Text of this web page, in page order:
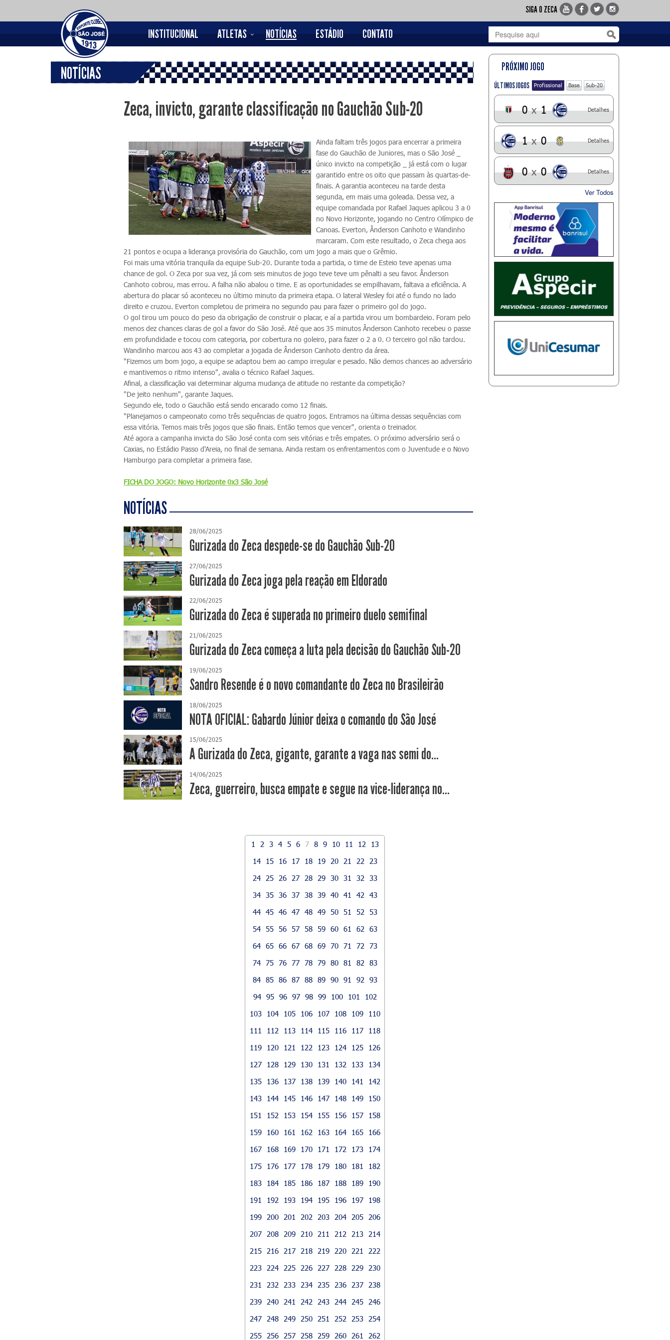
SIGA O ZECA
INSTITUCIONAL ATLETAS NOTÍCIAS ESTÁDIO CONTATO
NOTÍCIAS
Zeca, invicto, garante classificação no Gauchão Sub-20
Ainda faltam três jogos para encerrar a primeira
fase do Gauchão de Juniores, mas o São José _
único invicto na competição _ já está com o lugar
garantido entre os oito que passam às quartas-de-
finais. A garantia aconteceu na tarde desta
segunda, em mais uma goleada. Dessa vez, a
equipe comandada por Rafael Jaques aplicou 3 a 0
no Novo Horizonte, jogando no Centro Olímpico de
Canoas. Everton, Ânderson Canhoto e Wandinho
marcaram. Com este resultado, o Zeca chega aos
21 pontos e ocupa a liderança provisória do Gauchão, com um jogo a mais que o Grêmio.
Foi mais uma vitória tranquila da equipe Sub-20. Durante toda a partida, o time de Esteio teve apenas uma
chance de gol. O Zeca por sua vez, já com seis minutos de jogo teve teve um pênalti a seu favor. Ânderson
Canhoto cobrou, mas errou. A falha não abalou o time. E as oportunidades se empilhavam, faltava a eficiência. A
abertura do placar só aconteceu no último minuto da primeira etapa. O lateral Wesley foi até o fundo no lado
direito e cruzou. Everton completou de primeira no segundo pau para fazer o primeiro gol do jogo.
O gol tirou um pouco do peso da obrigação de construir o placar, e aí a partida virou um bombardeio. Foram pelo
menos dez chances claras de gol a favor do São José. Até que aos 35 minutos Ânderson Canhoto recebeu o passe
em profundidade e tocou com categoria, por cobertura no goleiro, para fazer o 2 a 0. O terceiro gol não tardou.
Wandinho marcou aos 43 ao completar a jogada de Ânderson Canhoto dentro da área.
"Fizemos um bom jogo, a equipe se adaptou bem ao campo irregular e pesado. Não demos chances ao adversário
e mantivemos o ritmo intenso", avalia o técnico Rafael Jaques.
Afinal, a classificação vai determinar alguma mudança de atitude no restante da competição?
"De jeito nenhum", garante Jaques.
Segundo ele, todo o Gauchão está sendo encarado como 12 finais.
"Planejamos o campeonato como três sequências de quatro jogos. Entramos na última dessas sequências com
essa vitória. Temos mais três jogos que são finais. Então temos que vencer", orienta o treinador.
Até agora a campanha invicta do São José conta com seis vitórias e três empates. O próximo adversário será o
Caxias, no Estádio Passo d'Areia, no final de semana. Ainda restam os enfrentamentos com o Juventude e o Novo
Hamburgo para completar a primeira fase.
FICHA DO JOGO: Novo Horizonte 0x3 São José
NOTÍCIAS
28/06/2025
Gurizada do Zeca despede-se do Gauchão Sub-20
27/06/2025
Gurizada do Zeca joga pela reação em Eldorado
22/06/2025
Gurizada do Zeca é superada no primeiro duelo semifinal
21/06/2025
Gurizada do Zeca começa a luta pela decisão do Gauchão Sub-20
19/06/2025
Sandro Resende é o novo comandante do Zeca no Brasileirão
18/06/2025
NOTA OFICIAL: Gabardo Júnior deixa o comando do São José
15/06/2025
A Gurizada do Zeca, gigante, garante a vaga nas semi do...
14/06/2025
Zeca, guerreiro, busca empate e segue na vice-liderança no...
1 2 3 4 5 6 7 8 9 10 11 12
13
14
15 16 17 18 19 20 21 22
23
24
25 26 27 28 29 30 31 32
33
34 35 36 37 38 39 40 41 42
43
44 45 46 47 48 49 50 51 52
53
54 55 56 57 58 59 60 61 62
63
64 65 66 67 68 69 70 71 72
73
74 75 76 77 78 79 80 81 82
83
84 85 86 87 88 89 90 91 92
93
94 95 96 97 98 99 100 101
102
103
104 105 106 107 108 109
110
111
112 113 114 115 116 117
118
119
120 121 122 123 124 125
126
127
128 129 130 131 132 133
134
135
136 137 138 139 140 141
142
143
144 145 146 147 148 149
150
151
152 153 154 155 156 157
158
159
160 161 162 163 164 165
166
167
168 169 170 171 172 173
174
175
176 177 178 179 180 181
182
183
184 185 186 187 188 189
190
191
192 193 194 195 196 197
198
199
200 201 202 203 204 205
206
207
208 209 210 211 212 213
214
215
216 217 218 219 220 221
222
223
224 225 226 227 228 229
230
231
232 233 234 235 236 237
238
239
240 241 242 243 244 245
246
247
248 249 250 251 252 253
254
255
256 257 258 259 260 261 262
PRÓXIMO JOGO
ÚLTIMOS JOGOS Profissional Base Sub-20
0 x 1 Detalhes
1 x 0 Detalhes
0 x 0 Detalhes
Ver Todos